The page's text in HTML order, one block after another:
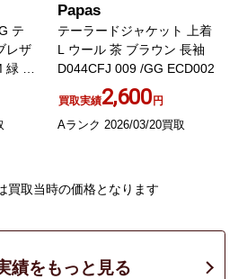
テ
レザ
グ
Papas
テーラードジャケット 上着
L ウール 茶 ブラウン 長袖
D044CFJ 009 /GG ECD002
買取実績2,600円
Aランク 2026/03/20買取
買取当時の価格となります
績をもっと見る